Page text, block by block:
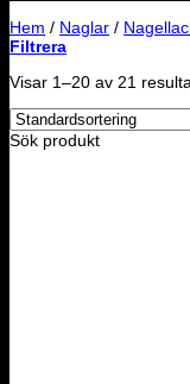
Hem / Naglar /
Filtrera
Visar 1–20 av 21
Sök produkt